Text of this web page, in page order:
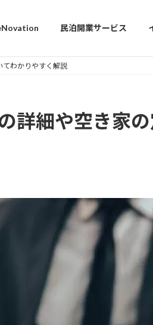
民泊開業サービス
てわかりやすく解説
詳細や空き家